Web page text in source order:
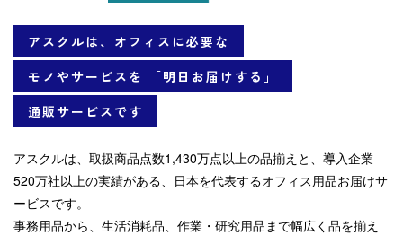
アスクルは、オフィスに必要な
モノやサービスを
「明日お届けする」
通販サービスです
アスクルは、取扱商品点数1,430万点以上の品揃えと、導入企業
520万社以上の実績がある、日本を代表するオフィス用品お届けサ
ービスです。
事務用品から、生活消耗品、作業・研究用品まで幅広く品を揃え